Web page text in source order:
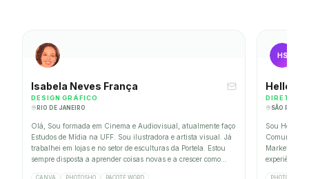
OFFICE, RUNRUN.IT, SHOPIFY, TINY, TRELLO, NOTION, LEAD LOVERS, ASANA, META BUSINESS SUITE,
Isabela Neves França
DESIGN GRÁFICO
RIO DE JANEIRO
Olá, Sou formada em Cinema e Audiovisual, atualmente faço
Estudos de Mídia na UFF. Sou ilustradora e artista visual. Já
trabalhei em lojas e no setor de esculturas da Portela. Estou
sempre disposta a aprender coisas novas e a crescer como
HS
Hellen
DIRETORA
SÃO PAULO
Sou Hellen
Marketing pela UNIP.
experiência